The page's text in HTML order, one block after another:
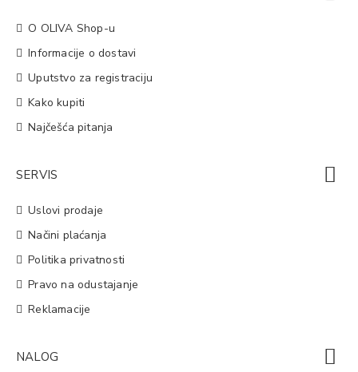
O OLIVA Shop-u
Informacije o dostavi
Uputstvo za registraciju
Kako kupiti
Najčešća pitanja
SERVIS
Uslovi prodaje
Načini plaćanja
Politika privatnosti
Pravo na odustajanje
Reklamacije
NALOG